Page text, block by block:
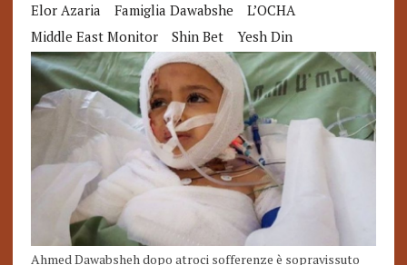
Elor Azaria
Famiglia Dawabshe
L’OCHA
Middle East Monitor
Shin Bet Yesh Din
Ahmed Dawabsheh dopo atroci sofferenze è sopravissuto